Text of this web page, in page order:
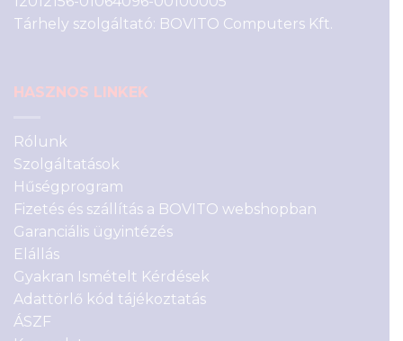
Tárhely szolgáltató: BOVITO Computers Kft.
HASZNOS LINKEK
Rólunk
Szolgáltatások
Hűségprogram
Fizetés és szállítás a BOVITO webshopban
Garanciális ügyintézés
Elállás
Gyakran Ismételt Kérdések
Adattörlő kód tájékoztatás
ÁSZF